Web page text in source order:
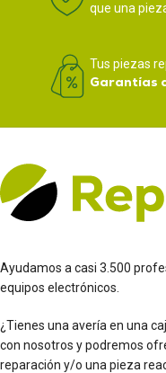
que una
Tus piezas
Garantías
Ayudamos a casi 3.500
equipos electrónicos.
¿Tienes una avería en una
con nosotros y podremos
reparación y/o una pieza